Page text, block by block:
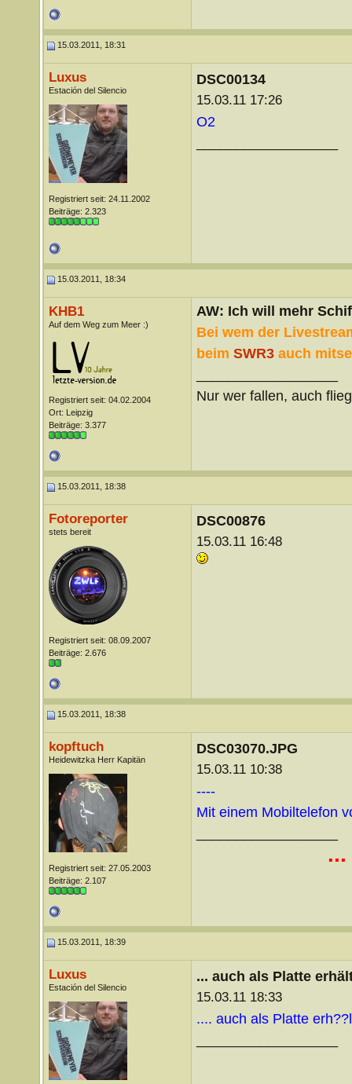
15.03.2011, 18:31
Luxus
Estación del Silencio
Registriert seit: 24.11.2002
Beiträge: 2.323
DSC00134
15.03.11 17:26
O2
15.03.2011, 18:34
KHB1
Auf dem Weg zum Meer :)
Registriert seit: 04.02.2004
Ort: Leipzig
Beiträge: 3.377
AW: Ich will mehr
Bei wem der
beim SWR3 auch
Nur wer fallen, auch
15.03.2011, 18:38
Fotoreporter
stets bereit
Registriert seit: 08.09.2007
Beiträge: 2.676
DSC00876
15.03.11 16:48
15.03.2011, 18:38
kopftuch
Heidewitzka Herr Kapitän
Registriert seit: 27.05.2003
Beiträge: 2.107
DSC03070.JPG
15.03.11 10:38
----
Mit einem Mobiltelefon
15.03.2011, 18:39
Luxus
Estación del Silencio
... auch als Platte
15.03.11 18:33
.... auch als Platte